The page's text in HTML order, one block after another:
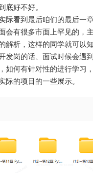
底好不好。
际看到最后咱们的最后一
会有很多市面上罕见的，
解析，这样的同学就可以
发岗的话、面试时候会遇
如何有针对性的进行学习
际的项目的一些展示。